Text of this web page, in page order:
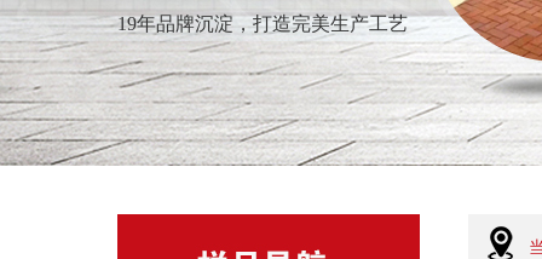
19年品牌沉淀，打造完美生产工艺